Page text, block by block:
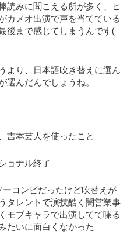
読みに聞こえる所が多く、ヒ
カメオ出演で声を当てている
後まで感じてしまうんです(
より、日本語吹き替えに選ん
選んだんでしょうね。
吉本芸人を使ったこと
ョナル終了
コンビだったけど吹替えが
タレントで演技酷く闇営業事
モブキャラで出演してて喋る
たいに面白くなかった